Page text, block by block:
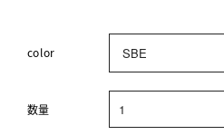
color
数量